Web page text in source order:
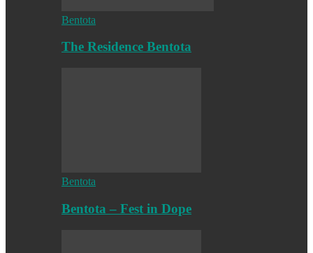
Bentota
The Residence Bentota
Bentota
Bentota – Fest in Dope